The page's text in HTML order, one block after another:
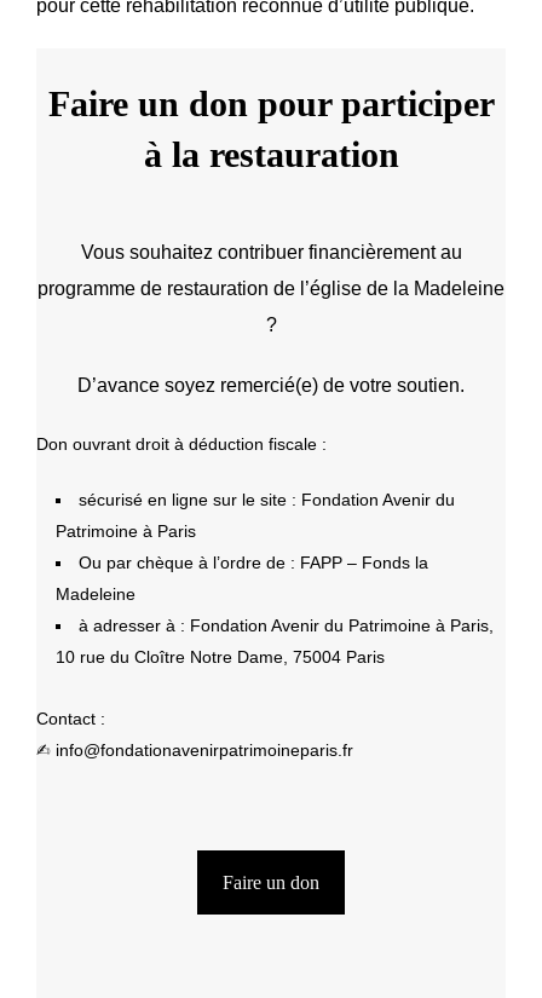
pour cette réhabilitation reconnue d’utilité publique.
Faire un don pour participer
à la restauration
Vous souhaitez contribuer financièrement au
programme de restauration de l’église de la Madeleine
?
D’avance soyez remercié(e) de votre soutien.
Don ouvrant droit à déduction fiscale :
sécurisé en ligne sur le site : Fondation Avenir du
Patrimoine à Paris
Ou par chèque à l’ordre de : FAPP – Fonds la
Madeleine
à adresser à : Fondation Avenir du Patrimoine à Paris,
10 rue du Cloître Notre Dame, 75004 Paris
Contact :
✍︎ info@fondationavenirpatrimoineparis.fr
Faire un don